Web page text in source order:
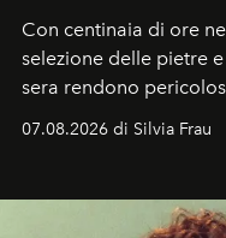
Con centinaia di ore
selezione delle pietre
sera rendono
07.08.2026 di Silvia Frau